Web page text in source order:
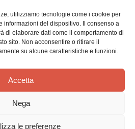
utilizziamo tecnologie come i cookie per
informazioni del dispositivo. Il consenso a
di elaborare dati come il comportamento di
sito. Non acconsentire o ritirare il
su alcune caratteristiche e funzioni.
Accetta
Nega
le preferenze
Paolo SAS
Cantalupa (TO)
- Fax: (+39) 0121 353839
TERMINI E CONDIZIONI